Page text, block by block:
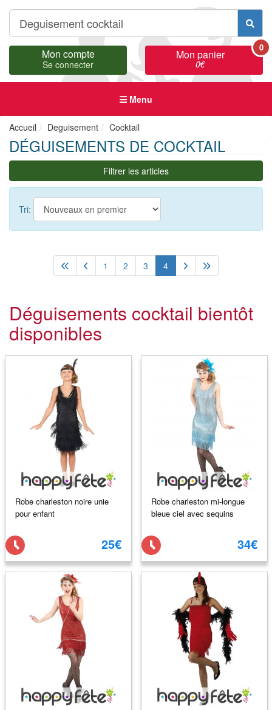
Mon compte
Se connecter
Mon panier
0€
0
Menu
Accueil Deguisement Cocktail
DÉGUISEMENTS DE COCKTAIL
Filtrer les articles
Tri:
1 2 3 4
Déguisements cocktail bientôt
disponibles
Robe charleston noire unie
pour enfant
25€
Robe charleston mi-longue
bleue ciel avec sequins
34€